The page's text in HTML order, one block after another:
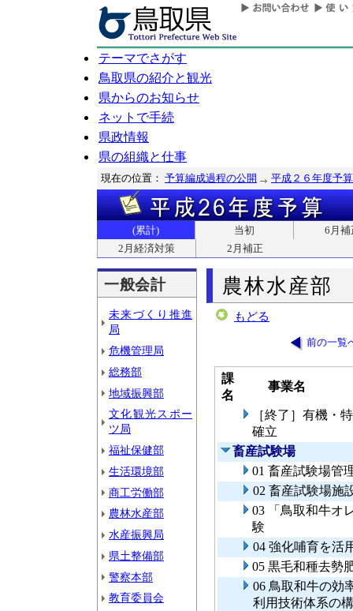
テーマでさがす
鳥取県の紹介と観光
県からのお知らせ
ネットで手続
県政情報
県の組織と仕事
現在の位置： 予算編成過程の公開 平成２６年度予算
(累計) 当初
6月補
2月経済対策
2月補正
一般会計
未来づくり推進
局
危機管理局
総務部
地域振興部
文化観光スポー
ツ局
福祉保健部
生活環境部
商工労働部
農林水産部
水産振興局
県土整備部
警察本部
教育委員会
農林水産部
もどる
前の一覧
課
名
事業名
［終了］有機・
確立
畜産試験場
01 畜産試験場管
02 畜産試験場施
03 「鳥取和牛オ
験
04 強化哺育を活
05 黒毛和種去勢
06 鳥取和牛の効
利用技術体系の